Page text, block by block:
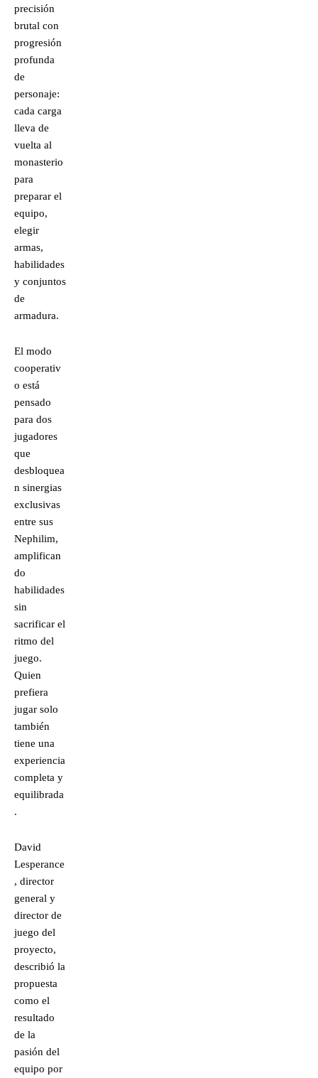
precisión
brutal con
progresión
profunda
de
personaje:
cada carga
lleva de
vuelta al
monasterio
para
preparar el
equipo,
elegir
armas,
habilidades
y conjuntos
de
armadura.
El modo
cooperativ
o está
pensado
para dos
jugadores
que
desbloquea
n sinergias
exclusivas
entre sus
Nephilim,
amplifican
do
habilidades
sin
sacrificar el
ritmo del
juego.
Quien
prefiera
jugar solo
también
tiene una
experiencia
completa y
equilibrada
.
David
Lesperance
, director
general y
director de
juego del
proyecto,
describió la
propuesta
como el
resultado
de la
pasión del
equipo por